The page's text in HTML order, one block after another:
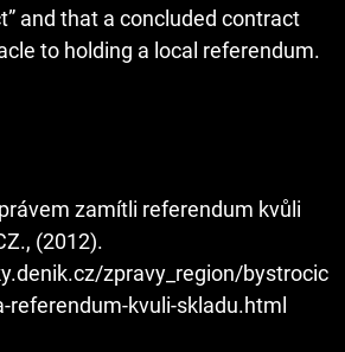
and that a concluded contract
to holding a local referendum.
zamítli referendum kvůli
(2012).
zpravy_region/bystrocic
referendum-kvuli-skladu.html